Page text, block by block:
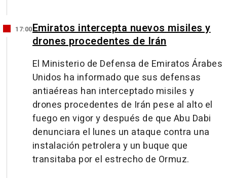
17:00Emiratos intercepta nuevos misiles y
drones procedentes de Irán
El Ministerio de Defensa de Emiratos Árabes
Unidos ha informado que sus defensas
antiaéreas han interceptado misiles y
drones procedentes de Irán pese al alto el
fuego en vigor y después de que Abu Dabi
denunciara el lunes un ataque contra una
instalación petrolera y un buque que
transitaba por el estrecho de Ormuz.